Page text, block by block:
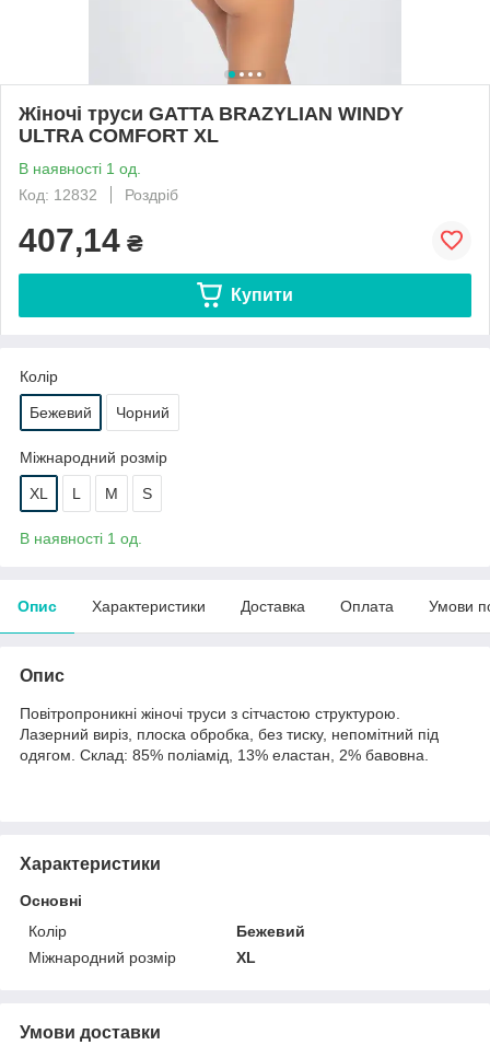
Жіночі труси GATTA BRAZYLIAN WINDY
ULTRA COMFORT XL
В наявності 1 од.
Код: 12832
Роздріб
407,14 ₴
Купити
Колір
Бежевий Чорний
Міжнародний розмір
XL L M S
В наявності 1 од.
Опис Характеристики Доставка Оплата Умови
Опис
Повітропроникні жіночі труси з сітчастою структурою.
Лазерний виріз, плоска обробка, без тиску, непомітний під
одягом. Склад: 85% поліамід, 13% еластан, 2% бавовна.
Характеристики
Основні
Колір
Бежевий
Міжнародний розмір
XL
Умови доставки